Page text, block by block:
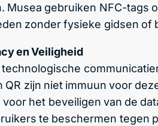
Musea gebruiken NFC-tags
zonder fysieke gidsen of
en Veiligheid
QR zijn niet immuun voor
het beveiligen van de
te beschermen tegen